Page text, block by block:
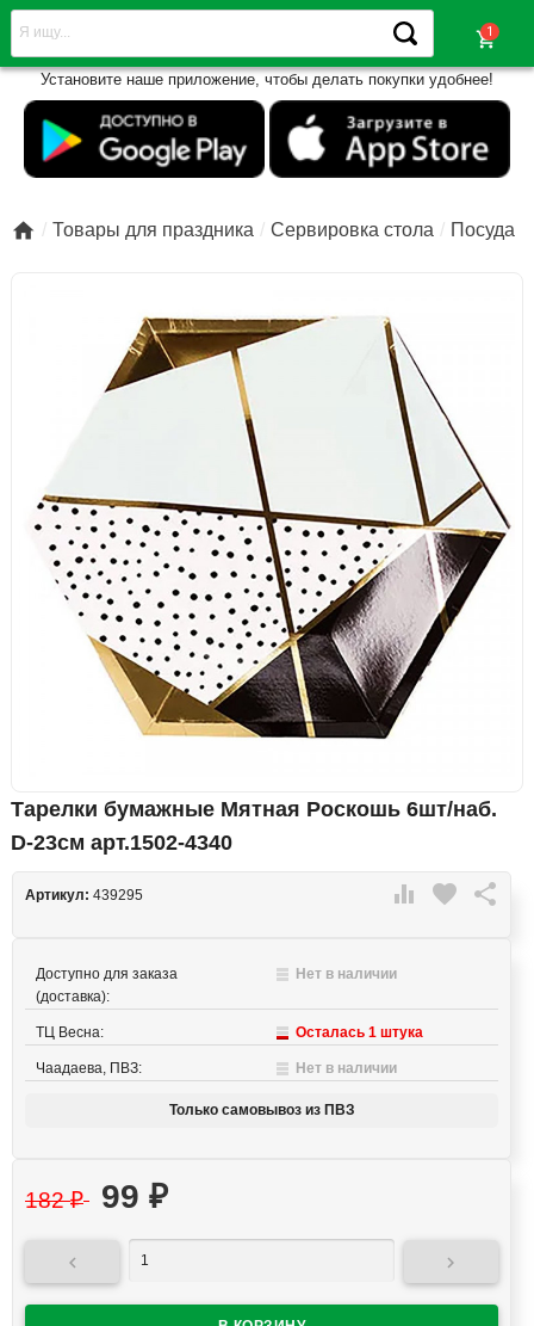
shopping_cart
Установите наше приложение, чтобы делать покупки удобнее!
 Товары для праздника Сервировка стола Посуда
Тарелки бумажные Мятная Роскошь 6шт/наб.
D-23см арт.1502-4340
 favorite 
Артикул: 439295
Доступно для заказа
(доставка):
Нет в наличии
ТЦ Весна: Осталась 1 штука
Чаадаева, ПВЗ: Нет в наличии
Только самовывоз из ПВЗ
182₽ 99 ₽
 